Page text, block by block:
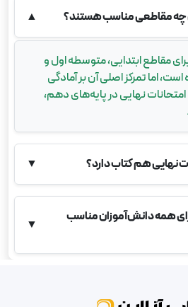
چه مقاطعی مناسب هستند؟ ▲
مقاطع ابتدایی، متوسطه اول و
اما تمرکز اصلی آن بر آمادگی
امتحانات نهایی در پایه‌های دهم،
نهایی هم کتاب دارد؟ ▼
همه دانش‌آموزان مناسب
▼